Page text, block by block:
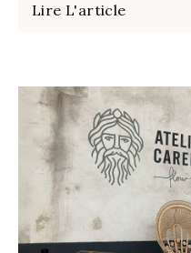
Lire L'article